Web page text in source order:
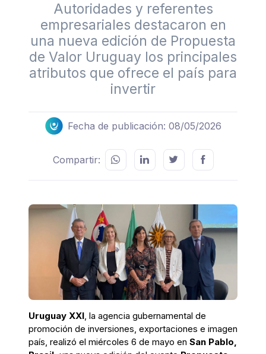
Autoridades y referentes
empresariales destacaron en
una nueva edición de Propuesta
de Valor Uruguay los principales
atributos que ofrece el país para
invertir
Fecha de publicación: 08/05/2026
Compartir:
Uruguay XXI, la agencia gubernamental de
promoción de inversiones, exportaciones e imagen
país, realizó el miércoles 6 de mayo en San Pablo,